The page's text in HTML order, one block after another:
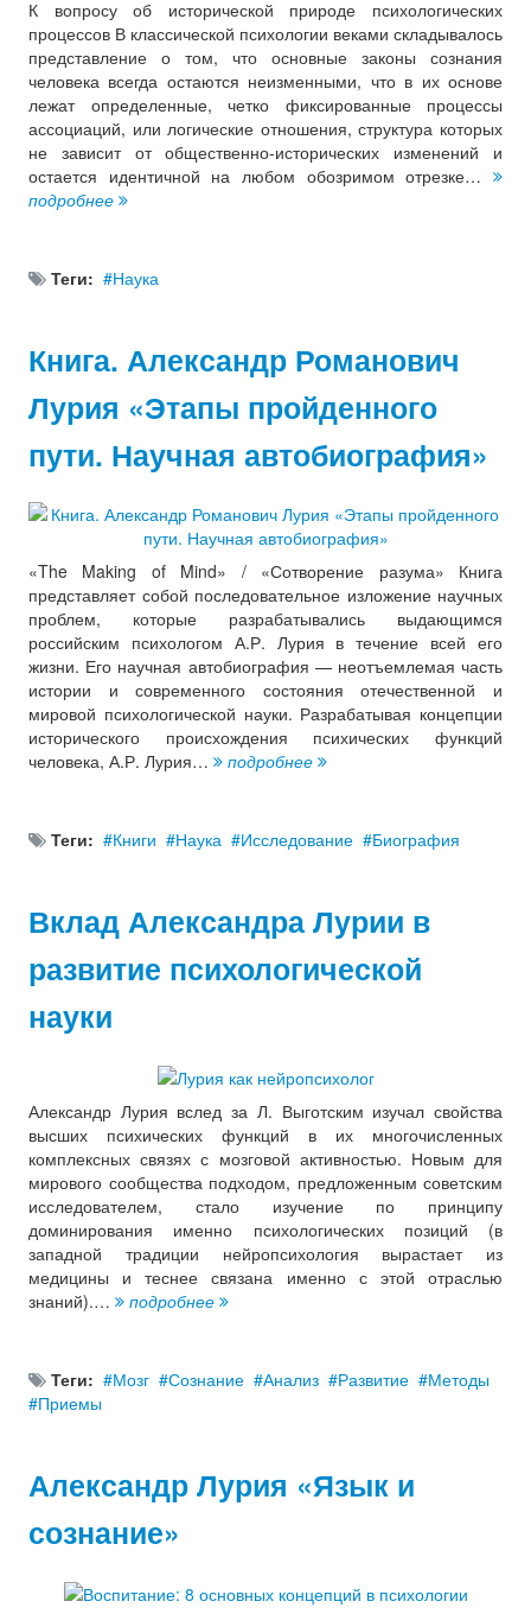
К вопросу об исторической природе психологических
процессов В классической психологии веками складывалось
представление о том, что основные законы сознания
человека всегда остаются неизменными, что в их основе
лежат определенные, четко фиксированные процессы
ассоциаций, или логические отношения, структура которых
не зависит от общественно-исторических изменений и
остается идентичной на любом обозримом отрезке…
подробнее
Теги: Наука
Книга. Александр Романович
Лурия «Этапы пройденного
пути. Научная автобиография»
«The Making of Mind» / «Сотворение разума» Книга
представляет собой последовательное изложение научных
проблем, которые разрабатывались выдающимся
российским психологом А.Р. Лурия в течение всей его
жизни. Его научная автобиография — неотъемлемая часть
истории и современного состояния отечественной и
мировой психологической науки. Разрабатывая концепции
исторического происхождения психических функций
человека, А.Р. Лурия…
подробнее
Теги: Книги Наука Исследование Биография
Вклад Александра Лурии в
развитие психологической
науки
Александр Лурия вслед за Л. Выготским изучал свойства
высших психических функций в их многочисленных
комплексных связях с мозговой активностью. Новым для
мирового сообщества подходом, предложенным советским
исследователем, стало изучение по принципу
доминирования именно психологических позиций (в
западной традиции нейропсихология вырастает из
медицины и теснее связана именно с этой отраслью
знаний).…
подробнее
Теги: Мозг Сознание Анализ Развитие
Методы
Приемы
Александр Лурия «Язык и
сознание»